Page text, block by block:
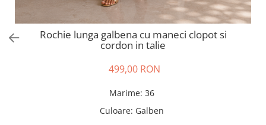
Rochie lunga galbena cu maneci clopot si
cordon in talie
499,00 RON
Marime: 36
Culoare: Galben